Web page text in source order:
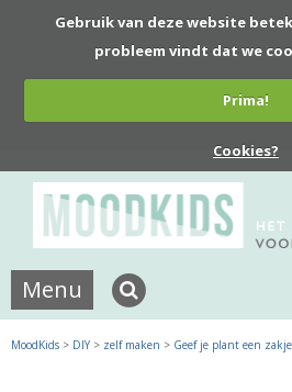
Gebruik van deze website
probleem vindt dat we
Prima!
Cookies?
Menu
MoodKids > DIY > zelf maken > Geef je plant een